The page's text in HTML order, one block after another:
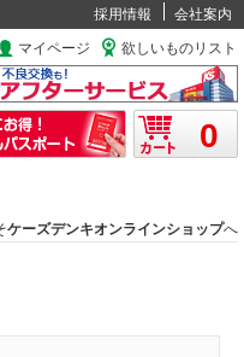
採用情報
会社案内
マイページ 欲しいものリスト
0
ケーズデンキオンラインショップへ